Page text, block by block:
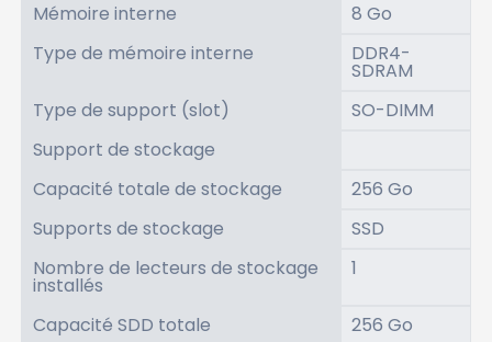
Mémoire interne
8 Go
Type de mémoire interne
DDR4-
SDRAM
Type de support (slot)
SO-DIMM
Support de stockage
Capacité totale de stockage
256 Go
Supports de stockage
SSD
Nombre de lecteurs de stockage
installés
1
Capacité SDD totale
256 Go